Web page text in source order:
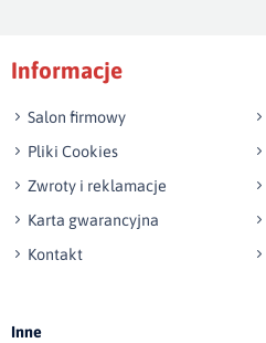
Wyślij opinię
Informacje
Salon firmowy
Pliki Cookies
Zwroty i reklamacje
Karta gwarancyjna
Kontakt
Inne